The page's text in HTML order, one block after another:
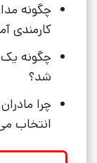
چگونه
کارمندی
چگونه یک
شد؟
چرا
انتخاب